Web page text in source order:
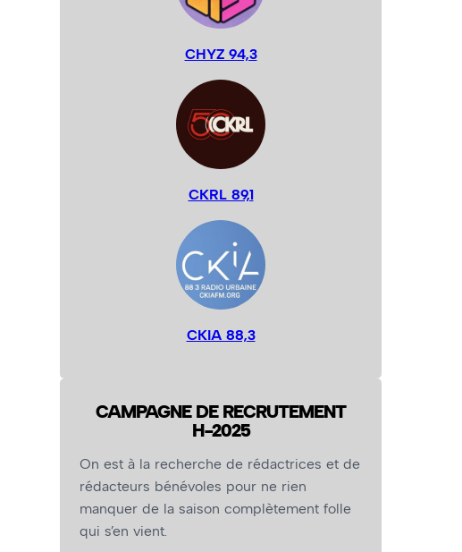
CHYZ 94,3
CKRL 89,1
CKIA 88,3
CAMPAGNE DE RECRUTEMENT
H-2025
On est à la recherche de rédactrices et de
rédacteurs bénévoles pour ne rien
manquer de la saison complètement folle
qui s’en vient.